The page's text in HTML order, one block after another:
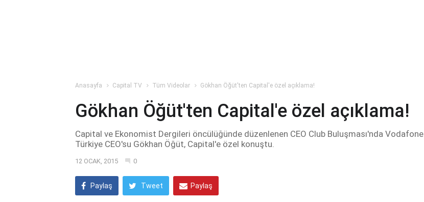
Anasayfa Capital TV Tüm Videolar Gökhan Öğüt'ten Capital'e özel açıklama!
Gökhan Öğüt'ten Capital'e özel açıklama!
Capital ve Ekonomist Dergileri öncülüğünde düzenlenen CEO Club Buluşması'nda Vodafone
Türkiye CEO'su Gökhan Öğüt, Capital'e özel konuştu.
12 OCAK, 2015 0
Paylaş Tweet Paylaş